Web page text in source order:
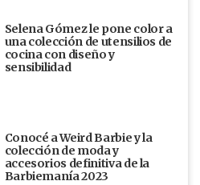
Selena Gómez le pone color a
una colección de utensilios de
cocina con diseño y
sensibilidad
Conocé a Weird Barbie y la
colección de moda y
accesorios definitiva de la
Barbiemanía 2023